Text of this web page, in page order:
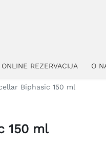
ONLINE REZERVACIJA O
Biphasic 150 ml
150 ml